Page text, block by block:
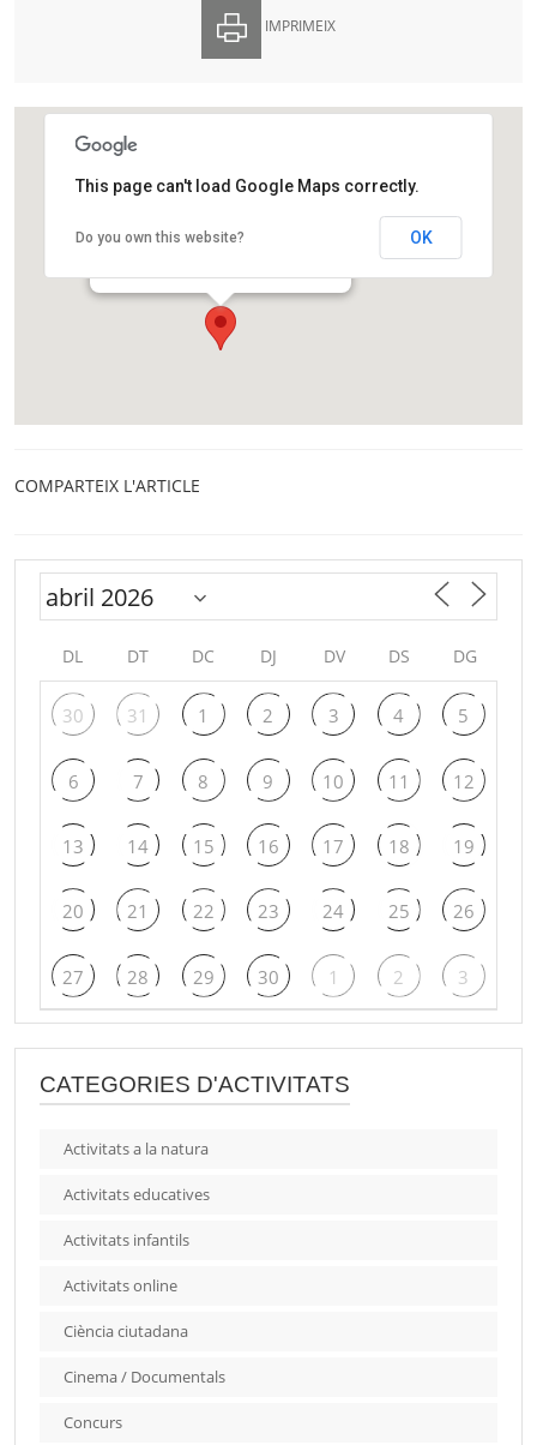
IMPRIMEIX
Agrupació Astronòmica de Sabadell
Prat de la Riba, s/n
This page can't load Google Maps correctly.
Do you own this website? OK
COMPARTEIX L'ARTICLE
DL DT DC DJ DV DS DG
30 31 1 2 3 4 5
6 7 8 9 10 11 12
13 14 15 16 17 18 19
20 21 22 23 24 25 26
27 28 29 30 1 2 3
CATEGORIES D'ACTIVITATS
Activitats a la natura
Activitats educatives
Activitats infantils
Activitats online
Ciència ciutadana
Cinema / Documentals
Concurs